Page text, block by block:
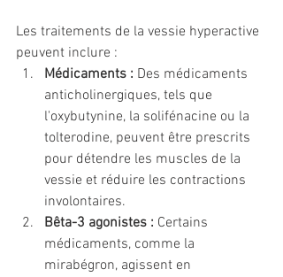
Les traitements de la vessie hyperactive
peuvent inclure :
Médicaments : Des médicaments
anticholinergiques, tels que
l'oxybutynine, la solifénacine ou la
tolterodine, peuvent être prescrits
pour détendre les muscles de la
vessie et réduire les contractions
involontaires.
Bêta-3 agonistes : Certains
médicaments, comme la
mirabégron, agissent en